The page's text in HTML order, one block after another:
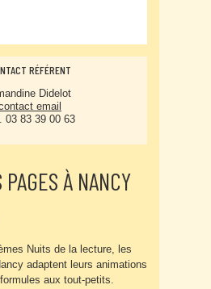
RÉFÉRENT
Didelot
email
03 83 39 00 63
PAGES À NANCY
Nuits de la lecture, les
adaptent leurs animations
aux tout-petits.